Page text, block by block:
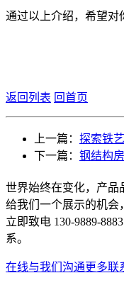
通过以上介绍，希望对
返回列表 回首页
上一篇： 探索铁
下一篇： 钢结构
世界始终在变化，产品
给我们一个展示的机会
立即致电 130-9889-
系。
在线与我们沟通更多联